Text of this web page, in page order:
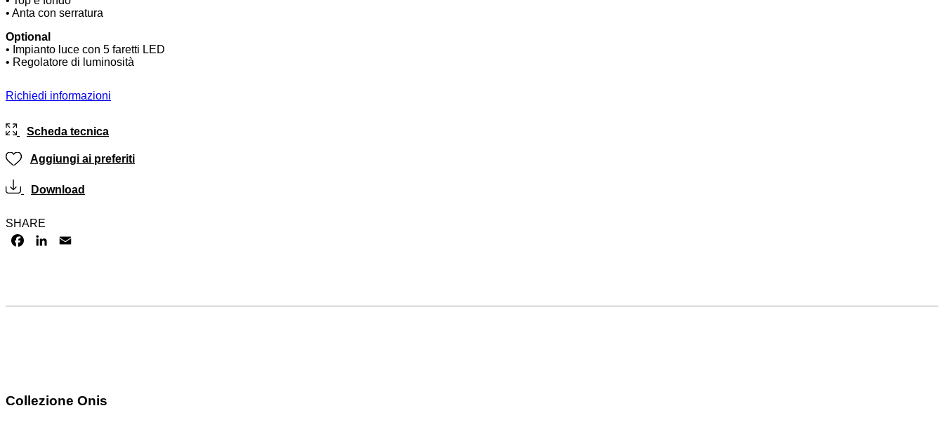
• Anta con serratura
Optional
• Impianto luce con 5 faretti LED
• Regolatore di luminosità
Richiedi informazioni
Scheda tecnica
Aggiungi ai preferiti
Download
SHARE
FACEBOOK
LINKEDIN
Collezione Onis